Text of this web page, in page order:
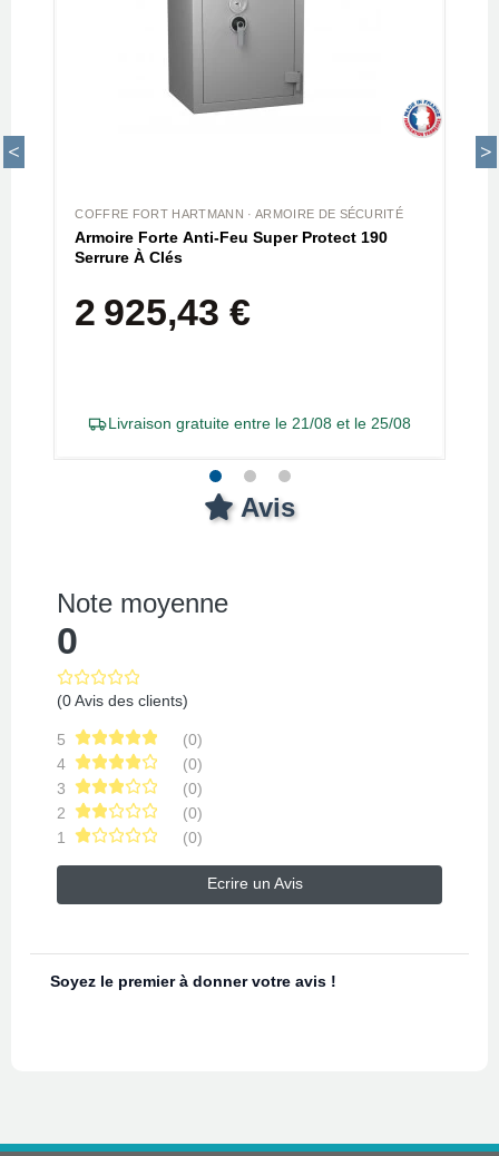
COFFRE FORT HARTMANN · ARMOIRE DE SÉCURITÉ
Armoire Forte Anti-Feu Super Protect 190
Serrure À Clés
2 925,43 €
Livraison gratuite entre le 21/08 et le 25/08
Avis
Note moyenne
0
(0 Avis des clients)
5
(0)
4
(0)
3
(0)
2
(0)
1
(0)
Ecrire un Avis
Soyez le premier à donner votre avis !